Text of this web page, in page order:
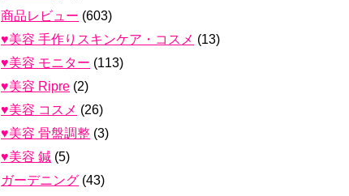
商品レビュー (603)
♥美容 手作りスキンケア・コスメ (13)
♥美容 モニター (113)
♥美容 Ripre (2)
♥美容 コスメ (26)
♥美容 骨盤調整 (3)
♥美容 鍼 (5)
ガーデニング (43)